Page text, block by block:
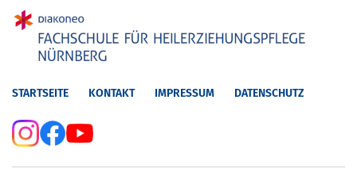
STARTSEITE KONTAKT IMPRESSUM DATENSCHUTZ